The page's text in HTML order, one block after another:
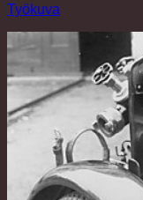
Työkuva